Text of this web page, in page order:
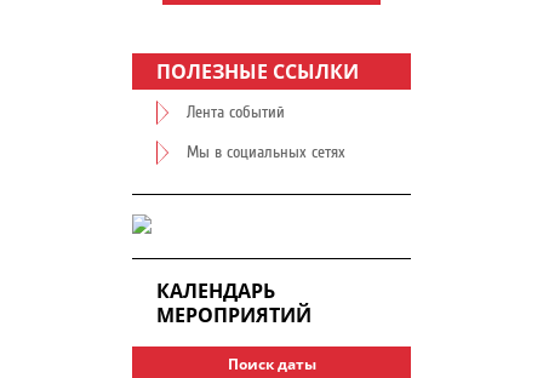
ПОЛЕЗНЫЕ ССЫЛКИ
Лента событий
Мы в социальных сетях
КАЛЕНДАРЬ
МЕРОПРИЯТИЙ
Поиск даты